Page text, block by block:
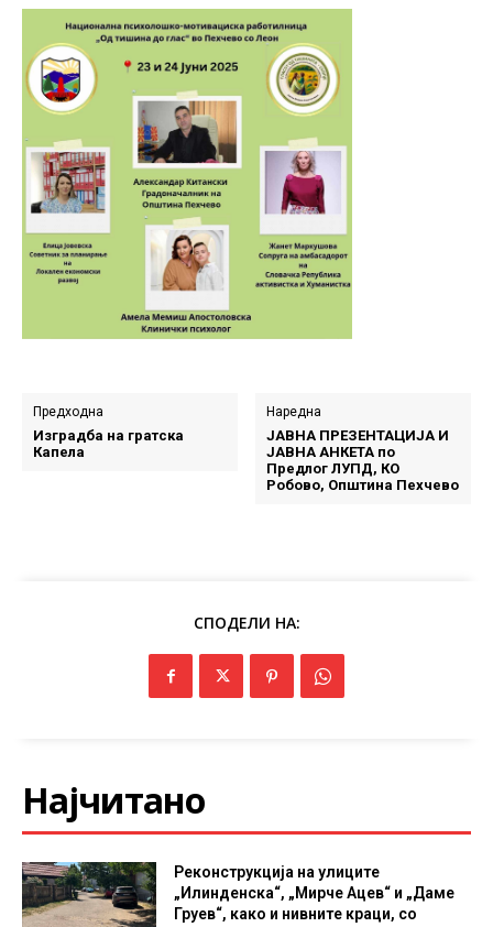
Предходна
Изградба на гратска
Капела
Наредна
ЈАВНА ПРЕЗЕНТАЦИЈА И
ЈАВНА АНКЕТА по
Предлог ЛУПД, КО
Робово, Општина Пехчево
СПОДЕЛИ НА:
Најчитано
Реконструкција на улиците
„Илинденска“, „Мирче Ацев“ и „Даме
Груев“, како и нивните краци, со